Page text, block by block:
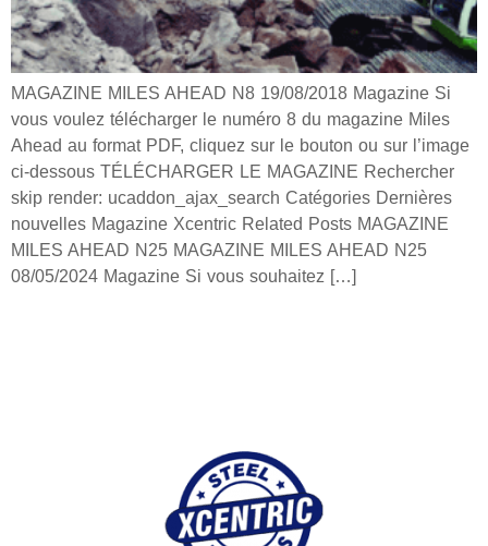
MAGAZINE MILES AHEAD N8 19/08/2018 Magazine Si
vous voulez télécharger le numéro 8 du magazine Miles
Ahead au format PDF, cliquez sur le bouton ou sur l’image
ci-dessous TÉLÉCHARGER LE MAGAZINE Rechercher
skip render: ucaddon_ajax_search Catégories Dernières
nouvelles Magazine Xcentric Related Posts MAGAZINE
MILES AHEAD N25 MAGAZINE MILES AHEAD N25
08/05/2024 Magazine Si vous souhaitez […]